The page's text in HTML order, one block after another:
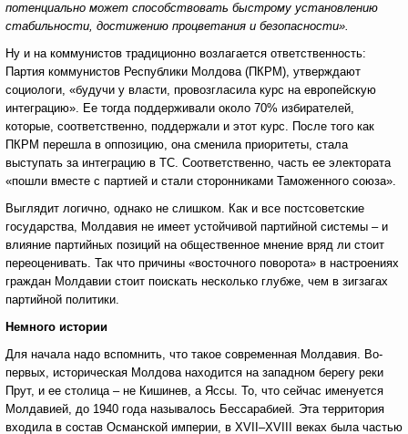
потенциально может способствовать быстрому установлению
стабильности, достижению процветания и безопасности».
Ну и на коммунистов традиционно возлагается ответственность:
Партия коммунистов Республики Молдова (ПКРМ), утверждают
социологи, «будучи у власти, провозгласила курс на европейскую
интеграцию». Ее тогда поддерживали около 70% избирателей,
которые, соответственно, поддержали и этот курс. После того как
ПКРМ перешла в оппозицию, она сменила приоритеты, стала
выступать за интеграцию в ТС. Соответственно, часть ее электората
«пошли вместе с партией и стали сторонниками Таможенного союза».
Выглядит логично, однако не слишком. Как и все постсоветские
государства, Молдавия не имеет устойчивой партийной системы – и
влияние партийных позиций на общественное мнение вряд ли стоит
переоценивать. Так что причины «восточного поворота» в настроениях
граждан Молдавии стоит поискать несколько глубже, чем в зигзагах
партийной политики.
Немного истории
Для начала надо вспомнить, что такое современная Молдавия. Во-
первых, историческая Молдова находится на западном берегу реки
Прут, и ее столица – не Кишинев, а Яссы. То, что сейчас именуется
Молдавией, до 1940 года называлось Бессарабией. Эта территория
входила в состав Османской империи, в XVII–XVIII веках была частью